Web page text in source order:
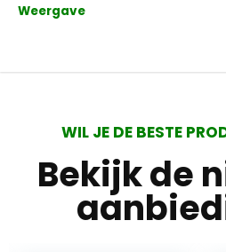
Weergave
WIL JE DE BESTE
Bekijk de